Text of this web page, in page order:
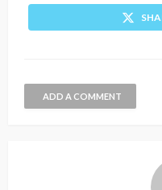
ADD A COMMENT